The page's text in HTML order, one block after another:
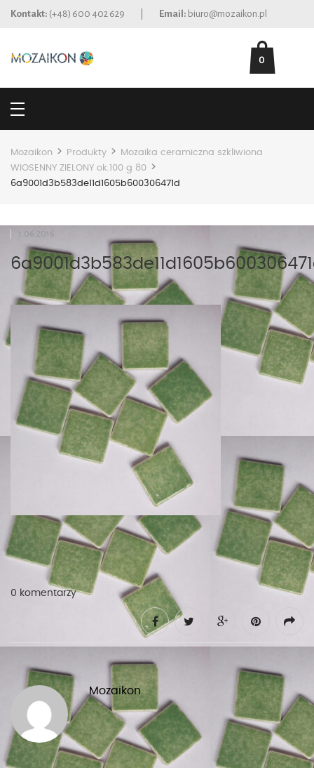
Kontakt: (+48) 600 402 629 Email: biuro@mozaikon.pl
0
Mozaikon > Produkty >
Mozaika ceramiczna szkliwiona
WIOSENNY ZIELONY ok.100 g 80 >
6a9001d3b583de11d1605b600306471d
1.06.2016
0 komentarzy
Mozaikon